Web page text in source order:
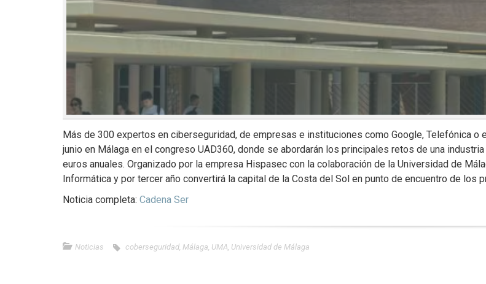
Más de 300 expertos en ciberseguridad, de empresas e instituciones como Google, Telefónica
junio en Málaga en el congreso UAD360, donde se abordarán los principales retos de una
euros anuales. Organizado por la empresa Hispasec con la colaboración de la Universidad de
Informática y por tercer año convertirá la capital de la Costa del Sol en punto de encuentro de los
Noticia completa: Cadena Ser
Noticias coberseguridad, Málaga, UMA, Universidad de Málaga